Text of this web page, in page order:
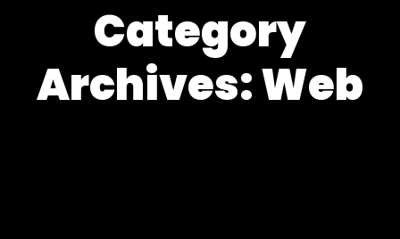
Category
Archives: Web